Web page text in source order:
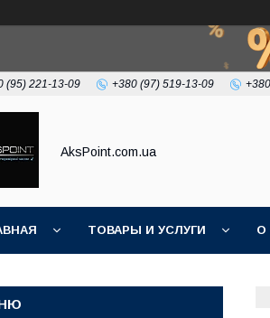
(95) 221-13-09 +380 (97) 519-13-09
AksPoint.com.ua
ТОВАРЫ И УСЛУГИ О